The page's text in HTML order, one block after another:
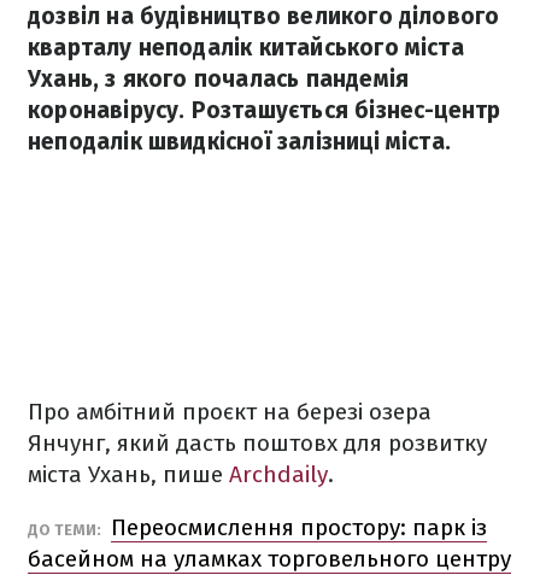
дозвіл на будівництво великого ділового
кварталу неподалік китайського міста
Ухань, з якого почалась пандемія
коронавірусу. Розташується бізнес-центр
неподалік швидкісної залізниці міста.
Про амбітний проєкт на березі озера
Янчунг, який дасть поштовх для розвитку
міста Ухань, пише Archdaily.
ДО ТЕМИ:
Переосмислення простору: парк із
басейном на уламках торговельного центру